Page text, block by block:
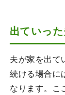
出ていっ
夫が家を出て
続ける場合に
なります。こ